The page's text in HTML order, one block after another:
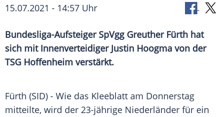
15.07.2021 - 14:57 Uhr
Bundesliga-Aufsteiger SpVgg Greuther Fürth hat
sich mit Innenverteidiger Justin Hoogma von der
TSG Hoffenheim verstärkt.
Fürth (SID) - Wie das Kleeblatt am Donnerstag
mitteilte, wird der 23-jährige Niederländer für ein